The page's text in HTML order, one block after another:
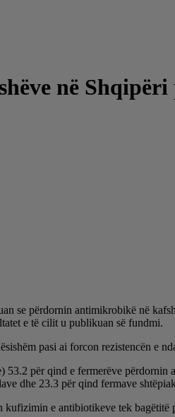
në
se përdornin antimikrobikë në
e të cilit u publikuan së fundmi.
pasi ai forcon rezistencën e
53.2 për qind e fermerëve
dhe 23.3 për qind fermave
e antibiotikeve tek